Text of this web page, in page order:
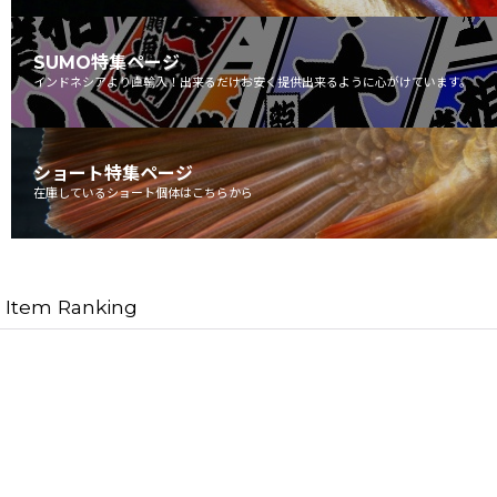
SUMO特集ページ
インドネシアより直輸入！出来るだけお安く提供出来るように心がけています。
ショート特集ページ
在庫しているショート個体はこちらから
Item Ranking